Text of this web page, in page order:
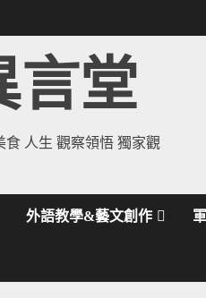
言堂
人生 觀察領悟 獨家觀
外語教學&藝文創作